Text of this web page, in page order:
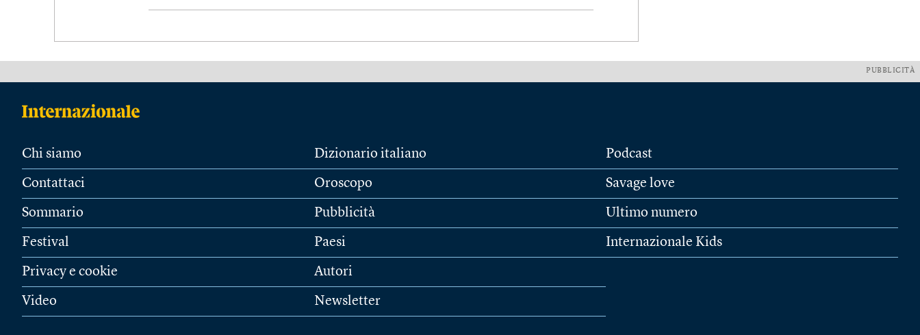
PUBBLICITÀ
Chi siamo
Contattaci
Sommario
Festival
Privacy e cookie
Video
Dizionario italiano
Oroscopo
Pubblicità
Paesi
Autori
Newsletter
Podcast
Savage love
Ultimo numero
Internazionale Kids